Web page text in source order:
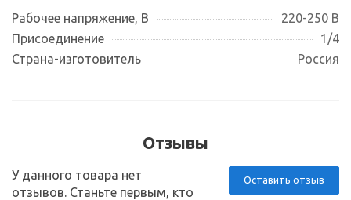
Рабочее напряжение, В
220-250 В
Присоединение
1/4
Страна-изготовитель
Россия
Отзывы
Оставить отзыв
У данного товара нет
отзывов. Станьте первым, кто